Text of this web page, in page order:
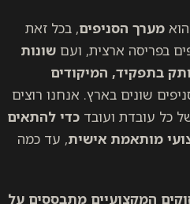
מערך הסניפים, בכל זאת
בפריסה ארצית, ועם שונות
בתפקיד, המיקודים
שונים בארץ. אנחנו רוצים
כל עובדת ועובד כדי להתאים
מותאמת אישית, עד כמה
המקצועיים מתבססים על